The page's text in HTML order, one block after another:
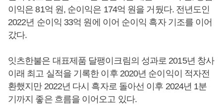
이익은 81억 원, 순이익은 174억 원을 거뒀다. 전년도인
2022년 순이익 33억 원에 이어 순이익 흑자 기조를 이어
갔다.
잇츠한불은 대표제품 달팽이크림의 성과로 2015년 창사
이래 최고 실적을 기록한 이후 2020년 순이익이 적자전
환했지만 2022년 다시 흑자로 돌아선 이후 2024년 1분
기까지 좋은 흐름을 이어오고 있다.